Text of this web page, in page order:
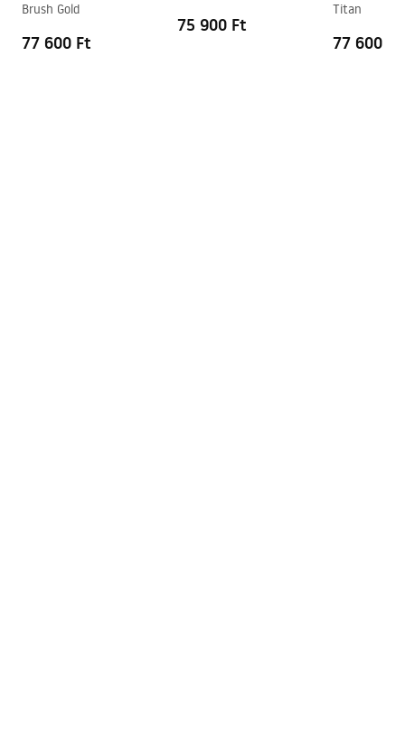
Brush Gold
77 600 Ft
75 900 Ft
Titan
77 600 Ft